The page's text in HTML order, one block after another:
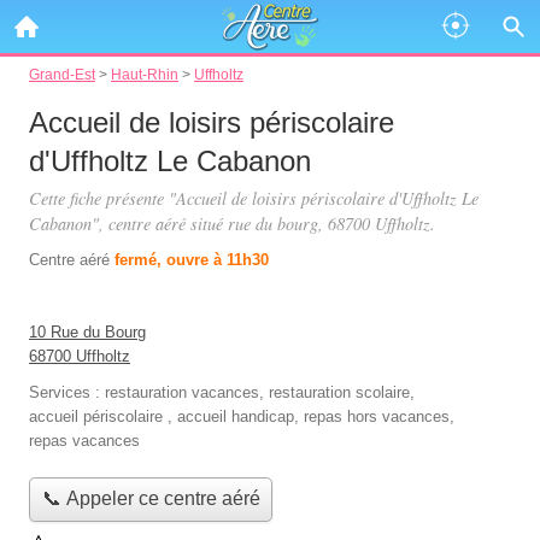
Grand-Est > Haut-Rhin > Uffholtz
Accueil de loisirs périscolaire
d'Uffholtz Le Cabanon
Cette fiche présente "Accueil de loisirs périscolaire d'Uffholtz Le
Cabanon", centre aéré situé rue du bourg, 68700 Uffholtz.
Centre aéré fermé, ouvre à 11h30
10 Rue du Bourg
68700 Uffholtz
Services : restauration vacances, restauration scolaire,
accueil périscolaire , accueil handicap, repas hors vacances,
repas vacances
📞 Appeler ce centre aéré